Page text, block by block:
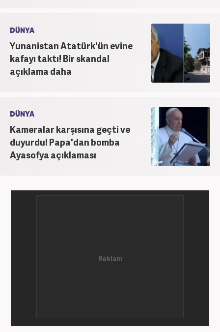
DÜNYA
Yunanistan Atatürk'ün evine
kafayı taktı! Bir skandal
açıklama daha
DÜNYA
Kameralar karşısına geçti ve
duyurdu! Papa'dan bomba
Ayasofya açıklaması